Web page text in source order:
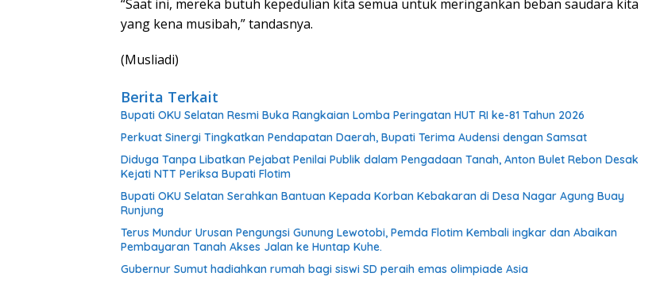
“Saat ini, mereka butuh kepedulian kita semua untuk meringankan beban saudara kita
yang kena musibah,” tandasnya.
(Musliadi)
Berita Terkait
Bupati OKU Selatan Resmi Buka Rangkaian Lomba Peringatan HUT RI ke-81 Tahun 2026
Perkuat Sinergi Tingkatkan Pendapatan Daerah, Bupati Terima Audensi dengan Samsat
Diduga Tanpa Libatkan Pejabat Penilai Publik dalam Pengadaan Tanah, Anton Bulet Rebon Desak
Kejati NTT Periksa Bupati Flotim
Bupati OKU Selatan Serahkan Bantuan Kepada Korban Kebakaran di Desa Nagar Agung Buay
Runjung
Terus Mundur Urusan Pengungsi Gunung Lewotobi, Pemda Flotim Kembali ingkar dan Abaikan
Pembayaran Tanah Akses Jalan ke Huntap Kuhe.
Gubernur Sumut hadiahkan rumah bagi siswi SD peraih emas olimpiade Asia